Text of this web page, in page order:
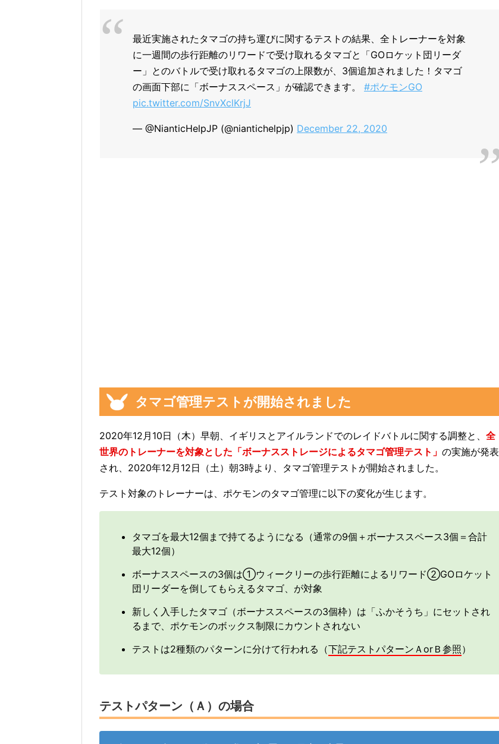
最近実施されたタマゴの持ち運びに関するテストの結果、全トレーナーを対象
に一週間の歩行距離のリワードで受け取れるタマゴと「GOロケット団リーダ
ー」とのバトルで受け取れるタマゴの上限数が、3個追加されました！タマゴ
の画面下部に「ボーナススペース」が確認できます。 #ポケモンGO
pic.twitter.com/SnvXclKrjJ
— @NianticHelpJP (@niantichelpjp) December 22, 2020
タマゴ管理テストが開始されました
2020年12月10日（木）早朝、イギリスとアイルランドでのレイドバトルに関する調整と、 全
世界のトレーナーを対象とした「ボーナスストレージによるタマゴ管理テスト」 の実施が発表
され、2020年12月12日（土）朝3時より、タマゴ管理テストが開始されました。
テスト対象のトレーナーは、ポケモンのタマゴ管理に以下の変化が生じます。
タマゴを最大12個まで持てるようになる（通常の9個＋ボーナススペース3個＝合計
最大12個）
ボーナススペースの3個は①ウィークリーの歩行距離によるリワード②GOロケット
団リーダーを倒してもらえるタマゴ、が対象
新しく入手したタマゴ（ボーナススペースの3個枠）は「ふかそうち」にセットされ
るまで、ポケモンのボックス制限にカウントされない
テストは2種類のパターンに分けて行われる（下記テストパターンＡorＢ参照）
テストパターン（Ａ）の場合